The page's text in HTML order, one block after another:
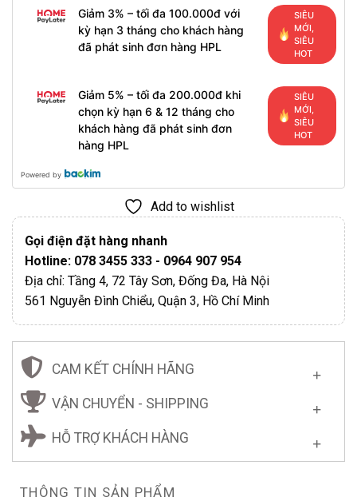
Giảm 3% – tối đa 100.000đ với
kỳ hạn 3 tháng cho khách hàng
đã phát sinh đơn hàng HPL
SIÊU
MỚI,
SIÊU
HOT
Giảm 5% – tối đa 200.000đ khi
chọn kỳ hạn 6 & 12 tháng cho
khách hàng đã phát sinh đơn
hàng HPL
SIÊU
MỚI,
SIÊU
HOT
Powered by
Add to wishlist
Gọi điện đặt hàng nhanh
Hotline: 078 3455 333 - 0964 907 954
Địa chỉ: Tầng 4, 72 Tây Sơn, Đống Đa, Hà Nội
561 Nguyễn Đình Chiểu, Quận 3, Hồ Chí Minh
CAM KẾT CHÍNH HÃNG
VẬN CHUYỂN - SHIPPING
HỖ TRỢ KHÁCH HÀNG
THÔNG TIN SẢN PHẨM